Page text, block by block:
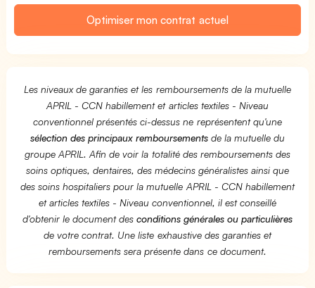
Optimiser mon contrat actuel
Les niveaux de garanties et les remboursements de la mutuelle
APRIL - CCN habillement et articles textiles - Niveau
conventionnel présentés ci-dessus ne représentent qu'une
sélection des principaux remboursementsde la mutuelle du
groupe APRIL. Afin de voir la totalité des remboursements des
soins optiques, dentaires, des médecins généralistes ainsi que
des soins hospitaliers pour la mutuelle APRIL - CCN habillement
et articles textiles - Niveau conventionnel, il est conseillé
d'obtenir le document des conditions générales ou particulières
de votre contrat. Une liste exhaustive des garanties et
remboursements sera présente dans ce document.